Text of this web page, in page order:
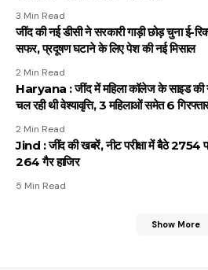
3 Min Read
जींद की नई डीसी ने सरकारी गाड़ी छोड़ चुना ई-
सफर, प्रदूषण घटाने के लिए पेश की नई मिसाल
2 Min Read
Haryana : जींद में महिला कॉलेज के साइड की
चल रही थी वेश्यावृत्ति, 3 महिलाओं समेत 6
2 Min Read
Jind : जींद की खबरें, नीट परीक्षा में बैठे 2754
264 गैर हाजिर
5 Min Read
Show More